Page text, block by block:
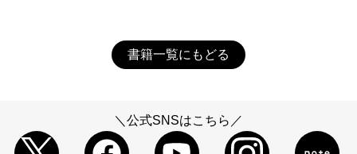
書籍一覧にもどる
＼公式SNSはこちら／